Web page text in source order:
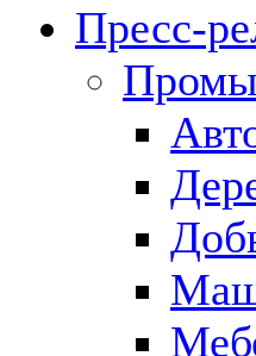
Пресс-